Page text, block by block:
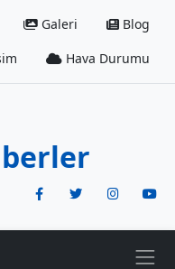
Galeri
Blog
Hava Durumu